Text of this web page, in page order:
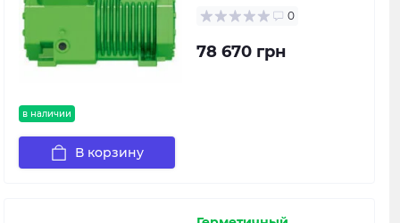
в наличии
0
78 670 грн
В корзину